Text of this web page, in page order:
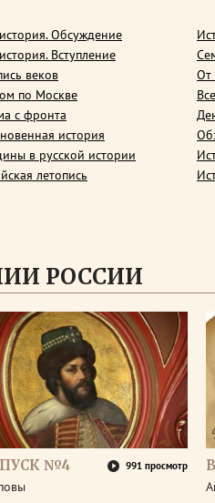
Обсуждение
Вступление
веков
по Москве
с фронта
история
в русской истории
летопись
От
РОССИИ
№4 991 просмотр